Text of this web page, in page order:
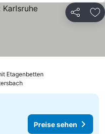
Teilen
Etagenbetten
Preise sehen